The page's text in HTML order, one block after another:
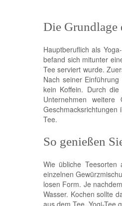
Die Grundlage
Hauptberuflich als
befand sich mitunter
Tee serviert wurde.
Nach seiner
kein Koffein. Durch
Unternehmen weitere
Geschmacksrichtungen
Tee.
So genießen
Wie übliche Teesorten
einzelnen
losen Form. Je
Wasser. Kochen sollte
aus dem Tee. Yogi-Tee